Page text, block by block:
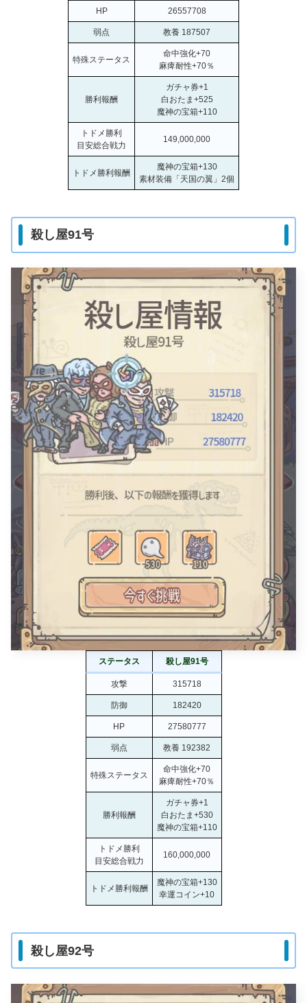
HP 26557708
弱点 教養 187507
特殊ステータス
命中強化+70
麻痺耐性+70％
勝利報酬
ガチャ券+1
白おたま+525
魔神の宝箱+110
トドメ勝利
目安総合戦力
149,000,000
トドメ勝利報酬
魔神の宝箱+130
素材装備「天国の翼」2個
殺し屋91号
ステータス 殺し屋91号
攻撃 315718
防御 182420
HP 27580777
弱点 教養 192382
特殊ステータス
命中強化+70
麻痺耐性+70％
勝利報酬
ガチャ券+1
白おたま+530
魔神の宝箱+110
トドメ勝利
目安総合戦力
160,000,000
トドメ勝利報酬
魔神の宝箱+130
幸運コイン+10
殺し屋92号